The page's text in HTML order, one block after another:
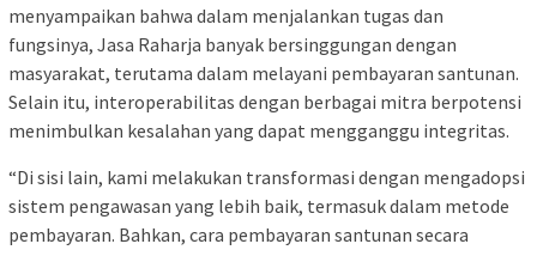
menyampaikan bahwa dalam menjalankan tugas dan
fungsinya, Jasa Raharja banyak bersinggungan dengan
masyarakat, terutama dalam melayani pembayaran santunan.
Selain itu, interoperabilitas dengan berbagai mitra berpotensi
menimbulkan kesalahan yang dapat mengganggu integritas.
“Di sisi lain, kami melakukan transformasi dengan mengadopsi
sistem pengawasan yang lebih baik, termasuk dalam metode
pembayaran. Bahkan, cara pembayaran santunan secara